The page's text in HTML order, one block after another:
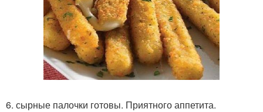
6. сырные палочки готовы. Приятного аппетита.